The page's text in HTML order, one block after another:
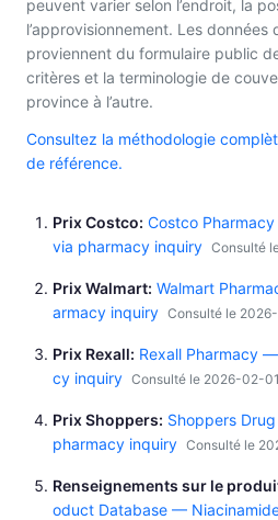
peuvent varier selon l’endroit, la
l’approvisionnement. Les
proviennent du formulaire public
critères et la terminologie de
province à l’autre.
Consultez la méthodologie
de référence.
Prix Costco Costco
via pharmacy inquiry Consulté
Prix Walmart Walmart
armacy inquiry Consulté le
Prix Rexall Rexall Pharmacy
cy inquiry Consulté le 2026-02-01
Prix Shoppers Shoppers
pharmacy inquiry Consulté le
Renseignements sur le
oduct Database —